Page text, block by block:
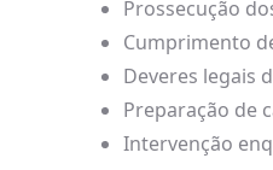
Prossecução
Cumprimento
Deveres legais
Preparação de
Intervenção